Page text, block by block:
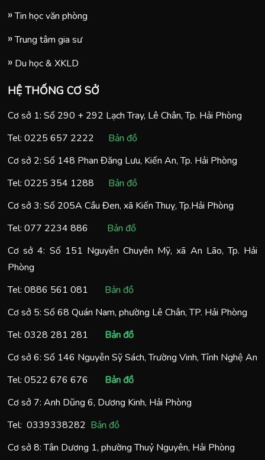
Tin học văn phòng
Trung tâm gia sư
Du học & XKLD
HỆ THỐNG CƠ SỞ
Cơ sở 1: Số 290 + 292 Lạch Tray, Lê Chân, Tp. Hải Phòng
Tel: 0225 657 2222
Bản đồ
Cơ sở 2: Số 148 Phan Đăng Lưu, Kiến An, Tp. Hải Phòng
Tel: 0225 354 1288
Bản đồ
Cơ sở 3: Số 205A Cầu Đen, xã Kiến Thuỵ, Tp.Hải Phòng
Tel: 077 2234 886
Bản đồ
Cơ sở 4: Số 151 Nguyễn Chuyên Mỹ, xã An Lão, Tp. Hải
Phòng
Tel: 0886 561 081
Bản đồ
Cơ sở 5: Số 68 Quán Nam, phường Lê Chân, TP. Hải Phòng
Tel: 0328 281 281
Bản đồ
Cơ sở 6: Số 146 Nguyễn Sỹ Sách, Trường Vinh, Tỉnh Nghệ An
Tel: 0522 676 676
Bản đồ
Cơ sở 7: Anh Dũng 6, Dương Kinh, Hải Phòng
Tel: 0339338282 Bản đồ
Cơ sở 8: Tân Dương 1, phường Thuỷ Nguyên, Hải Phòng